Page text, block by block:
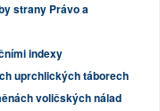
strany Právo a
indexy
uprchlických táborech
voličských nálad